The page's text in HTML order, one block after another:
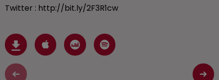
Twitter : http://bit.ly/2F3R1cw